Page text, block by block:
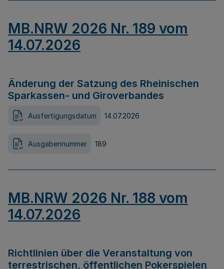
MB.NRW 2026 Nr. 189 vom
14.07.2026
Änderung der Satzung des Rheinischen
Sparkassen- und Giroverbandes
Ausfertigungsdatum 14.07.2026
Ausgabennummer 189
MB.NRW 2026 Nr. 188 vom
14.07.2026
Richtlinien über die Veranstaltung von
terrestrischen, öffentlichen Pokerspielen